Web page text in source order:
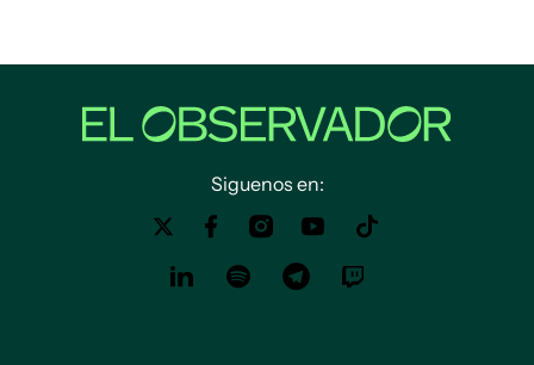
Siguenos en: